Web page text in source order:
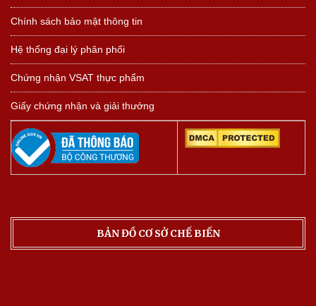
Chính sách bảo mật thông tin
Hệ thống đại lý phân phối
Chứng nhận VSAT thực phẩm
Giấy chứng nhận và giải thưởng
BẢN ĐỒ CƠ SỞ CHẾ BIẾN